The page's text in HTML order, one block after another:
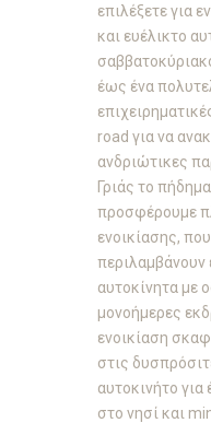
επιλέξετε για
και ευέλικτο
έως ένα
road για να
ανδριώτικες
Γριάς το
προσφέρουμε
ενοικίασης,
περιλαμβάνουν
αυτοκίνητα με
μονοήμερες
ενοικίαση
στις
αυτοκινήτο
στο νησί και